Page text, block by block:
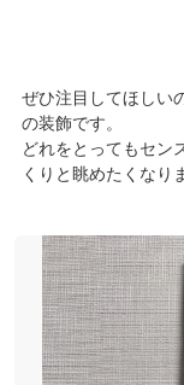
ぜひ注目してほしい
の装飾です。
どれをとってもセン
くりと眺めたくなり